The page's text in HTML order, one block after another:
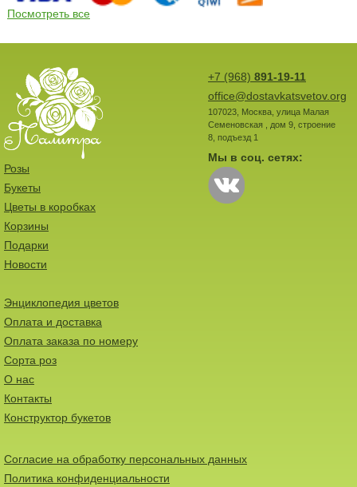
Посмотреть все
+7 (968) 891-19-11
office@dostavkatsvetov.org
107023, Москва, улица Малая
Семеновская , дом 9, строение
8, подъезд 1
Мы в соц. сетях:
Розы
Букеты
Цветы в коробках
Корзины
Подарки
Новости
Энциклопедия цветов
Оплата и доставка
Оплата заказа по номеру
Сорта роз
О нас
Контакты
Конструктор букетов
Согласие на обработку персональных данных
Политика конфиденциальности